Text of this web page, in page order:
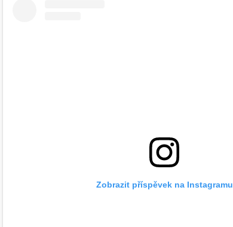
Zobrazit příspěvek na Instagramu